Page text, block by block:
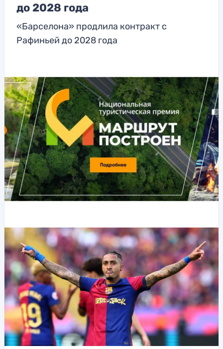
до 2028 года
«Барселона» продлила контракт с
Рафиньей до 2028 года